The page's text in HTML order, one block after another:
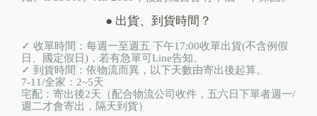
● 出貨、到貨時間？
✓ 收單時間：每週一至週五 下午17:00收單出貨(不含例假
日、國定假日)，若有急單可Line告知。
✓ 到貨時間：依物流而異，以下天數由寄出後起算。
7-11/全家：2~5天
宅配：寄出後2天（配合物流公司收件，五六日下單者週一/
週二才會寄出，隔天到貨）